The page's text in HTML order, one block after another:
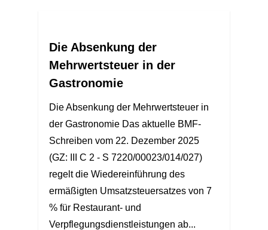
Die Absenkung der
Mehrwertsteuer in der
Gastronomie
Die Absenkung der Mehrwertsteuer in
der Gastronomie Das aktuelle BMF-
Schreiben vom 22. Dezember 2025
(GZ: III C 2 - S 7220/00023/014/027)
regelt die Wiedereinführung des
ermäßigten Umsatzsteuersatzes von 7
% für Restaurant- und
Verpflegungsdienstleistungen ab...